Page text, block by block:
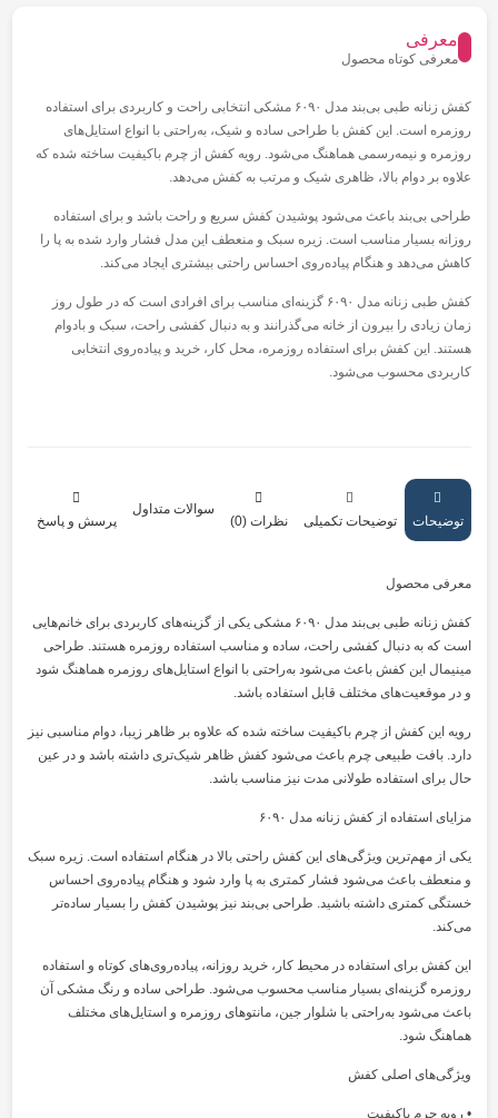
معرفی
معرفی کوتاه محصول
کفش زنانه طبی بی‌بند مدل ۶۰۹۰ مشکی انتخابی راحت و کاربردی برای استفاده
روزمره است. این کفش با طراحی ساده و شیک، به‌راحتی با انواع استایل‌های
روزمره و نیمه‌رسمی هماهنگ می‌شود. رویه کفش از چرم باکیفیت ساخته شده که
علاوه بر دوام بالا، ظاهری شیک و مرتب به کفش می‌دهد.
طراحی بی‌بند باعث می‌شود پوشیدن کفش سریع و راحت باشد و برای استفاده
روزانه بسیار مناسب است. زیره سبک و منعطف این مدل فشار وارد شده به پا را
کاهش می‌دهد و هنگام پیاده‌روی احساس راحتی بیشتری ایجاد می‌کند.
کفش طبی زنانه مدل ۶۰۹۰ گزینه‌ای مناسب برای افرادی است که در طول روز
زمان زیادی را بیرون از خانه می‌گذرانند و به دنبال کفشی راحت، سبک و بادوام
هستند. این کفش برای استفاده روزمره، محل کار، خرید و پیاده‌روی انتخابی
کاربردی محسوب می‌شود.
توضیحات توضیحات تکمیلی نظرات (0)
سوالات متداول
پرسش و پاسخ
معرفی محصول
کفش زنانه طبی بی‌بند مدل ۶۰۹۰ مشکی یکی از گزینه‌های کاربردی برای خانم‌هایی
است که به دنبال کفشی راحت، ساده و مناسب استفاده روزمره هستند. طراحی
مینیمال این کفش باعث می‌شود به‌راحتی با انواع استایل‌های روزمره هماهنگ شود
و در موقعیت‌های مختلف قابل استفاده باشد.
رویه این کفش از چرم باکیفیت ساخته شده که علاوه بر ظاهر زیبا، دوام مناسبی نیز
دارد. بافت طبیعی چرم باعث می‌شود کفش ظاهر شیک‌تری داشته باشد و در عین
حال برای استفاده طولانی مدت نیز مناسب باشد.
مزایای استفاده از کفش زنانه مدل ۶۰۹۰
یکی از مهم‌ترین ویژگی‌های این کفش راحتی بالا در هنگام استفاده است. زیره سبک
و منعطف باعث می‌شود فشار کمتری به پا وارد شود و هنگام پیاده‌روی احساس
خستگی کمتری داشته باشید. طراحی بی‌بند نیز پوشیدن کفش را بسیار ساده‌تر
می‌کند.
این کفش برای استفاده در محیط کار، خرید روزانه، پیاده‌روی‌های کوتاه و استفاده
روزمره گزینه‌ای بسیار مناسب محسوب می‌شود. طراحی ساده و رنگ مشکی آن
باعث می‌شود به‌راحتی با شلوار جین، مانتوهای روزمره و استایل‌های مختلف
هماهنگ شود.
ویژگی‌های اصلی کفش
• رویه چرم باکیفیت